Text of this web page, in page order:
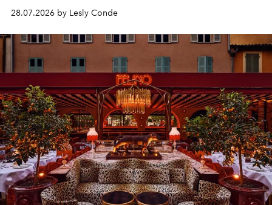
comebacks en veelbelovende nieuwe projecten: dit zijn
de releases die je niet mag missen.
28.07.2026 by Lesly Conde